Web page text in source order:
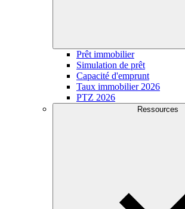
Prêt immobilier
Simulation de prêt
Capacité d'emprunt
Taux immobilier 2026
PTZ 2026
Ressources